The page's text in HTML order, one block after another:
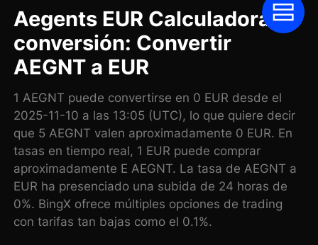
Aegents EUR Calculadora de
conversión: Convertir
AEGNT a EUR
1 AEGNT puede convertirse en 0 EUR desde el
2025-11-10 a las 13:05 (UTC), lo que quiere decir
que 5 AEGNT valen aproximadamente 0 EUR. En
tasas en tiempo real, 1 EUR puede comprar
aproximadamente E AEGNT. La tasa de AEGNT a
EUR ha presenciado una subida de 24 horas de
0%. BingX ofrece múltiples opciones de trading
con tarifas tan bajas como el 0.1%.